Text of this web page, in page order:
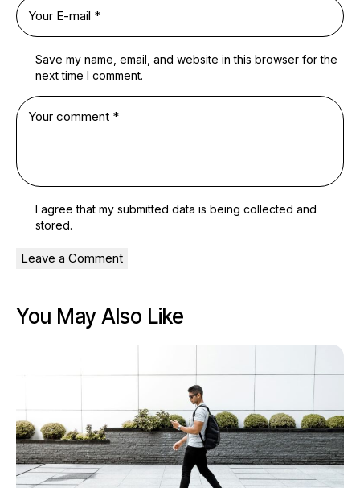
Save my name, email, and website in this browser for the
next time I comment.
I agree that my submitted data is being collected and
stored.
You May Also Like